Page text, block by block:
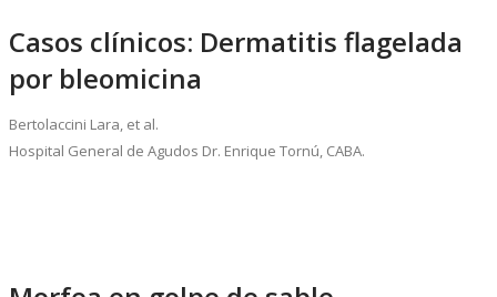
Casos clínicos: Dermatitis flagelada
por bleomicina
Bertolaccini Lara, et al.
Hospital General de Agudos Dr. Enrique Tornú, CABA.